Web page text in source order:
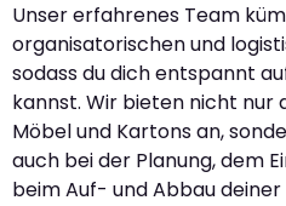
Unser erfahrenes Team
organisatorischen und
sodass du dich entspannt
kannst. Wir bieten nicht nur
Möbel und Kartons an,
auch bei der Planung, dem
beim Auf- und Abbau deiner